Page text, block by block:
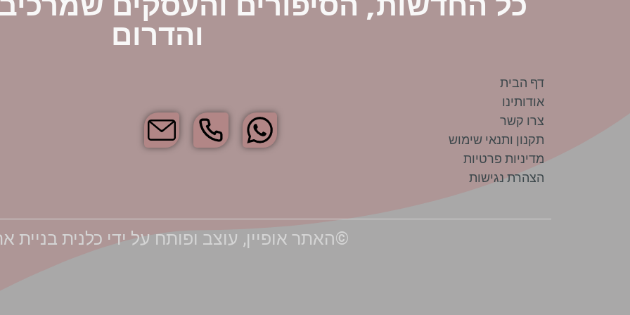
כל החדשות, הסיפורים והעסקים
והדרום
דף הבית
אודותינו
צרו קשר
תקנון ותנאי שימוש
מדיניות פרטיות
הצהרת נגישות
©האתר אופיין, עוצב ופותח על ידי כלנית בניית